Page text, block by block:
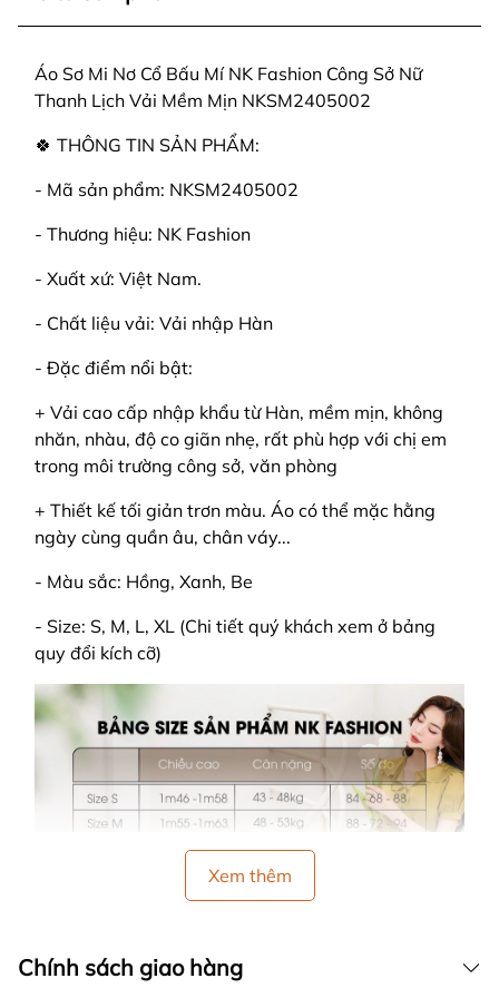
Áo Sơ Mi Nơ Cổ Bấu Mí NK Fashion Công Sở Nữ
Thanh Lịch Vải Mềm Mịn NKSM2405002
🍀 THÔNG TIN SẢN PHẨM:
- Mã sản phẩm: NKSM2405002
- Thương hiệu: NK Fashion
- Xuất xứ: Việt Nam.
- Chất liệu vải: Vải nhập Hàn
- Đặc điểm nổi bật:
+ Vải cao cấp nhập khẩu từ Hàn, mềm mịn, không
nhăn, nhàu, độ co giãn nhẹ, rất phù hợp với chị em
trong môi trường công sở, văn phòng
+ Thiết kế tối giản trơn màu. Áo có thể mặc hằng
ngày cùng quần âu, chân váy...
- Màu sắc: Hồng, Xanh, Be
- Size: S, M, L, XL (Chi tiết quý khách xem ở bảng
quy đổi kích cỡ)
Xem thêm
Chính sách giao hàng